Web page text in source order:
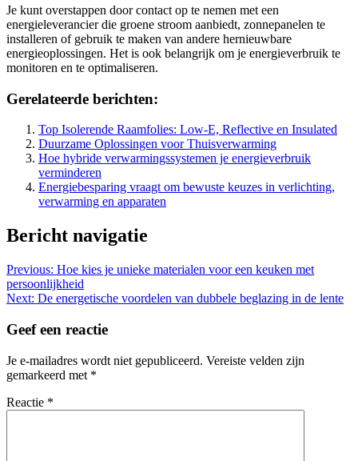
Je kunt overstappen door contact op te nemen met een
energieleverancier die groene stroom aanbiedt, zonnepanelen te
installeren of gebruik te maken van andere hernieuwbare
energieoplossingen. Het is ook belangrijk om je energieverbruik te
monitoren en te optimaliseren.
Gerelateerde berichten:
Top Isolerende Raamfolies: Low-E, Reflective en Insulated
Duurzame Oplossingen voor Thuisverwarming
Hoe hybride verwarmingssystemen je energieverbruik
verminderen
Energiebesparing vraagt om bewuste keuzes in verlichting,
verwarming en apparaten
Bericht navigatie
Previous: Hoe kies je unieke materialen voor een keuken met
persoonlijkheid
Next: De energetische voordelen van dubbele beglazing in de lente
Geef een reactie
Je e-mailadres wordt niet gepubliceerd. Vereiste velden zijn
gemarkeerd met *
Reactie *